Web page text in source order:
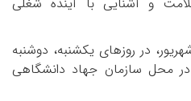
تا نیمه‌شهریور، در روزهای یکشنبه، دوشنبه
و سه‌شنبه از ساعت ۹ تا ۱۲ در محل سازمان جهاد دانشگاهی